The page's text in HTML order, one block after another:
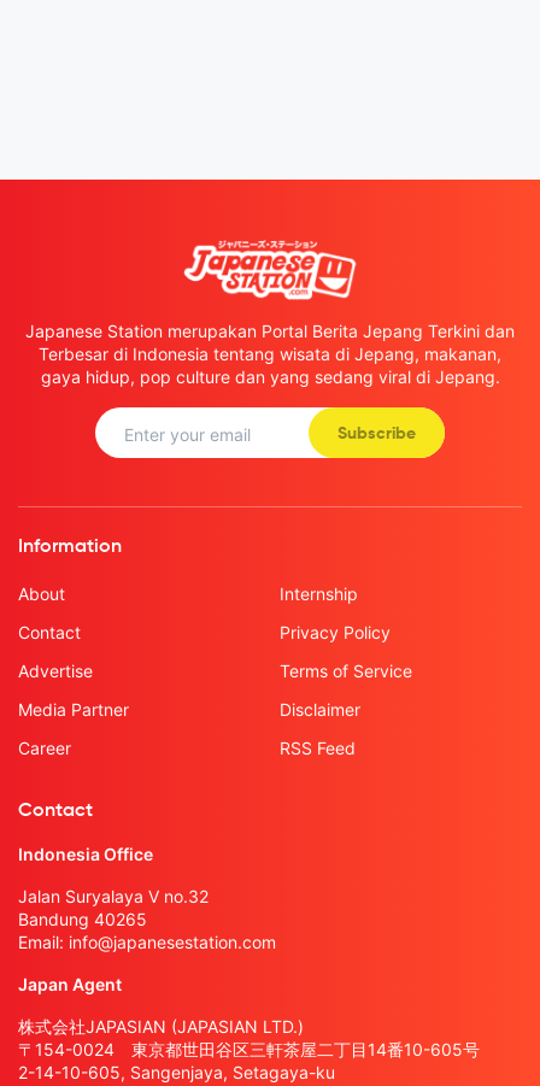
Japanese Station merupakan Portal Berita Jepang Terkini dan
Terbesar di Indonesia tentang wisata di Jepang, makanan,
gaya hidup, pop culture dan yang sedang viral di Jepang.
Subscribe
Information
About
Contact
Advertise
Media Partner
Career
Internship
Privacy Policy
Terms of Service
Disclaimer
RSS Feed
Contact
Indonesia Office
Jalan Suryalaya V no.32
Bandung 40265
Email: info@japanesestation.com
Japan Agent
株式会社JAPASIAN (JAPASIAN LTD.)
〒154-0024 東京都世田谷区三軒茶屋二丁目14番10-605号
2-14-10-605, Sangenjaya, Setagaya-ku